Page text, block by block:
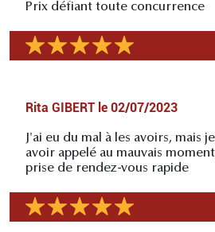
Prix défiant toute concurrence
Rita GIBERT le 02/07/2023
J'ai eu du mal à les avoirs, mais
avoir appelé au mauvais
prise de rendez-vous rapide